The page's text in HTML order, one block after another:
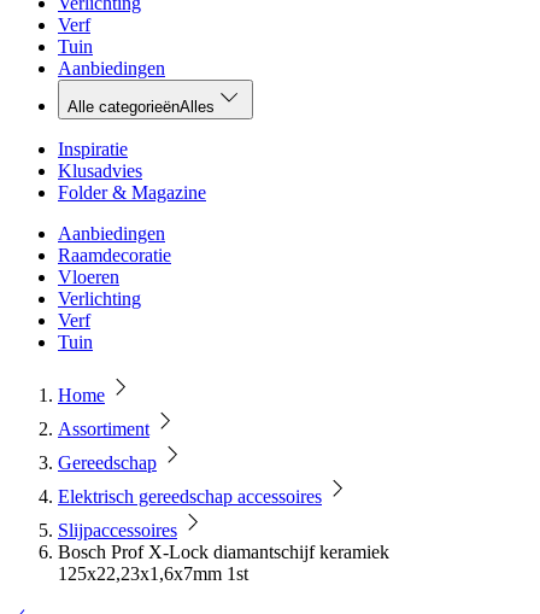
Verf
Tuin
Aanbiedingen
Alle categorieënAlles
Inspiratie
Klusadvies
Folder & Magazine
Aanbiedingen
Raamdecoratie
Vloeren
Verlichting
Verf
Tuin
Home
Assortiment
Gereedschap
Elektrisch gereedschap accessoires
Slijpaccessoires
Bosch Prof X-Lock diamantschijf keramiek
125x22,23x1,6x7mm 1st